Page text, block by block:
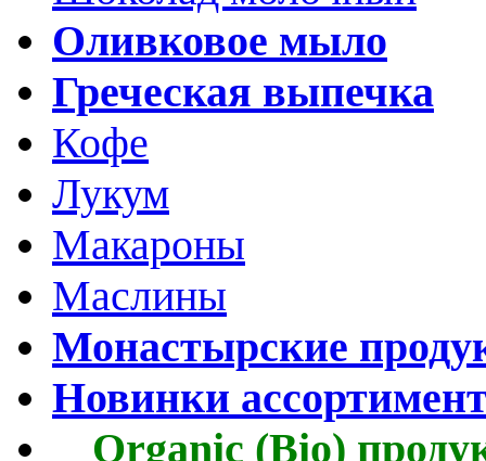
Оливковое мыло
Греческая выпечка
Кофе
Лукум
Макароны
Маслины
Монастырские
Новинки
Organic (Bio)